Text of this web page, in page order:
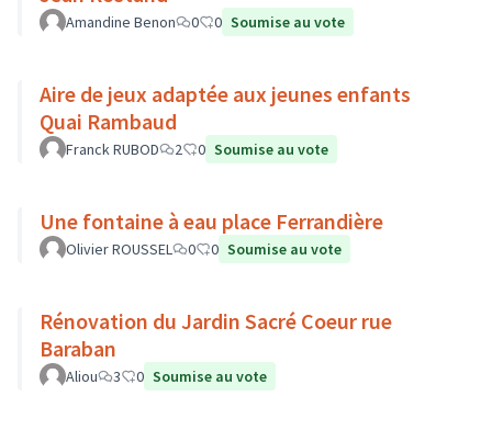
Amandine Benon 0 0 Soumise au vote
Aire de jeux adaptée aux jeunes enfants
Quai Rambaud
Franck RUBOD 2 0 Soumise au vote
Une fontaine à eau place Ferrandière
Olivier ROUSSEL 0 0 Soumise au vote
Rénovation du Jardin Sacré Coeur rue
Baraban
Aliou 3 0 Soumise au vote